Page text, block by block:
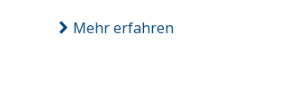
Mehr erfahren